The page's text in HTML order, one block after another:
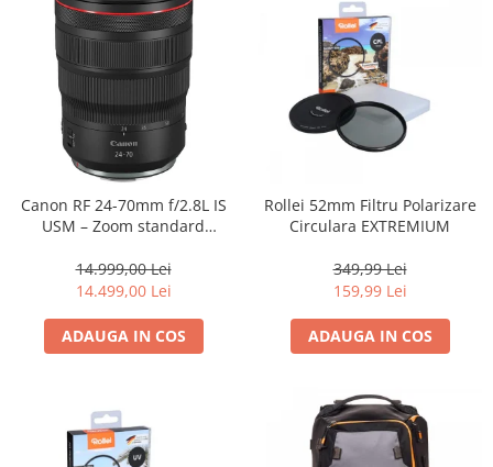
Genti Holster TopLoader
Genti, Troller Video
Rucsacuri Foto
Only One Shoulder - SlingShot
Tocuri si huse protectie aparate
Hamuri si Centuri foto
Curele Aparat - Umar
Genti Laptop si iPad
Hand Strap / Grip
Troller
Video / Camere si accesorii
Camere video profesionale
Canon RF 24-70mm f/2.8L IS
USM – Zoom standard
14.999,00 Lei
14.499,00 Lei
ADAUGA IN COS
Rollei 52mm Filtru Polarizare
Circulara EXTREMIUM
349,99 Lei
159,99 Lei
ADAUGA IN COS